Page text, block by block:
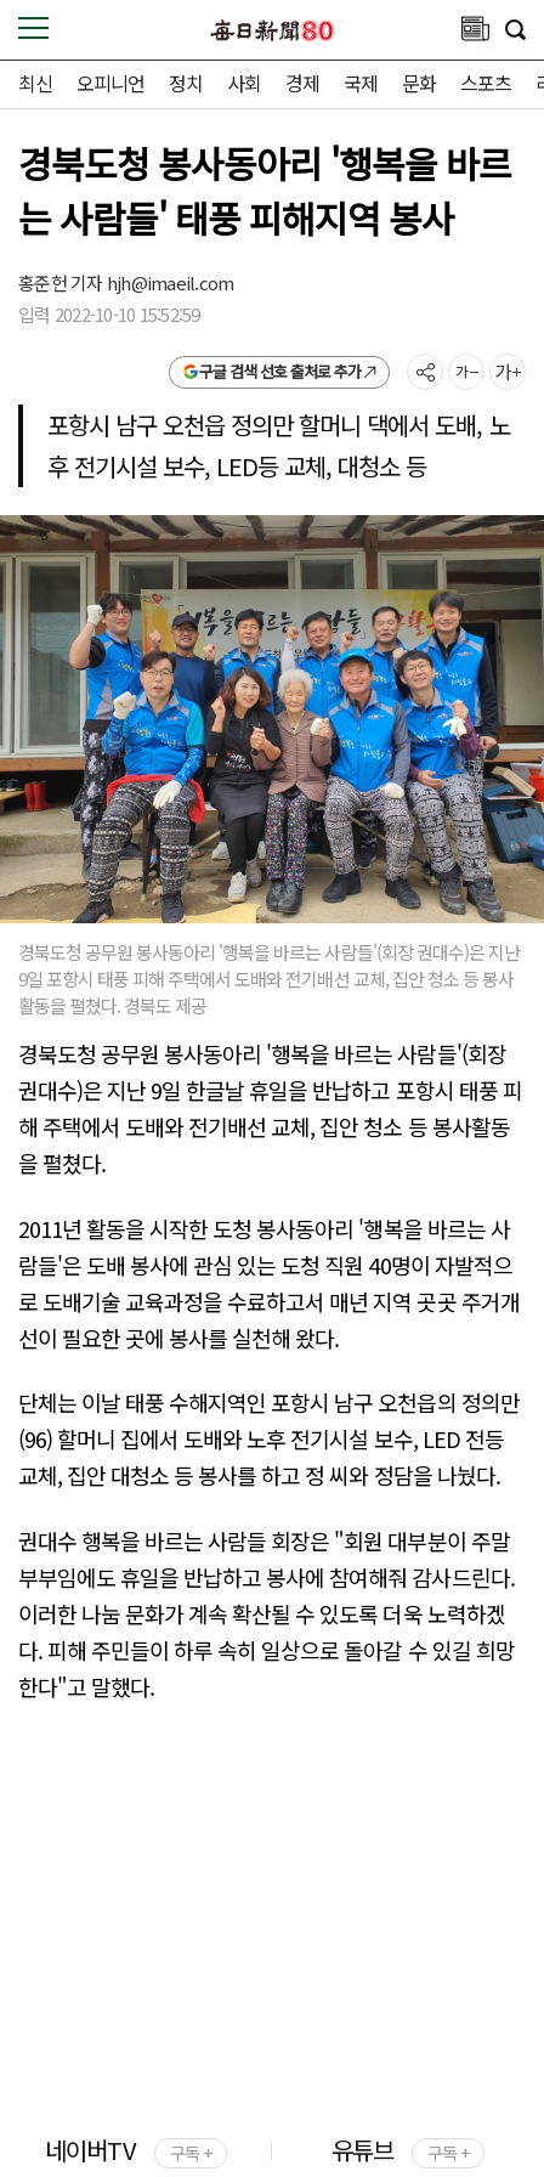
최신 오피니언 정치 사회 경제 국제 문화 스포츠
경북도청 봉사동아리 '행복을 바르
는 사람들' 태풍 피해지역 봉사
홍준헌 기자hjh@imaeil.com
입력 2022-10-10 15:52:59
구글 검색 선호 출처로 추가
포항시 남구 오천읍 정의만 할머니 댁에서 도배, 노
후 전기시설 보수, LED등 교체, 대청소 등
경북도청 공무원 봉사동아리 '행복을 바르는 사람들'(회장 권대수)은 지난
9일 포항시 태풍 피해 주택에서 도배와 전기배선 교체, 집안 청소 등 봉사
활동을 펼쳤다. 경북도 제공
경북도청 공무원 봉사동아리 '행복을 바르는 사람들'(회장
권대수)은 지난 9일 한글날 휴일을 반납하고 포항시 태풍 피
해 주택에서 도배와 전기배선 교체, 집안 청소 등 봉사활동
을 펼쳤다.
2011년 활동을 시작한 도청 봉사동아리 '행복을 바르는 사
람들'은 도배 봉사에 관심 있는 도청 직원 40명이 자발적으
로 도배기술 교육과정을 수료하고서 매년 지역 곳곳 주거개
선이 필요한 곳에 봉사를 실천해 왔다.
단체는 이날 태풍 수해지역인 포항시 남구 오천읍의 정의만
(96) 할머니 집에서 도배와 노후 전기시설 보수, LED 전등
교체, 집안 대청소 등 봉사를 하고 정 씨와 정담을 나눴다.
권대수 행복을 바르는 사람들 회장은 "회원 대부분이 주말
부부임에도 휴일을 반납하고 봉사에 참여해줘 감사드린다.
이러한 나눔 문화가 계속 확산될 수 있도록 더욱 노력하겠
다. 피해 주민들이 하루 속히 일상으로 돌아갈 수 있길 희망
한다"고 말했다.
네이버TV 구독 + 유튜브 구독 +